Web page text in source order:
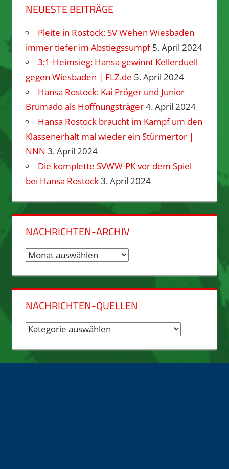
NEUESTE BEITRÄGE
Pleite in Rostock: SV Wehen Wiesbaden
immer tiefer im Abstiegssumpf 5. April 2024
3:1-Heimsieg: Hansa gewinnt Kellerduell
gegen Wiesbaden | FLZ.de 5. April 2024
Hansa Rostock: Kai Pröger und Junior
Brumado als Hoffnungsträger4. April 2024
Hansa Rostock braucht im Kampf um den
Klassenerhalt mal wieder ein Stürmertor |
NNN 3. April 2024
Die komplette SVWW-PK vor dem Spiel
bei Hansa Rostock3. April 2024
NACHRICHTEN-ARCHIV
Nachrichten-
NACHRICHTEN-QUELLEN
Nachrichten-